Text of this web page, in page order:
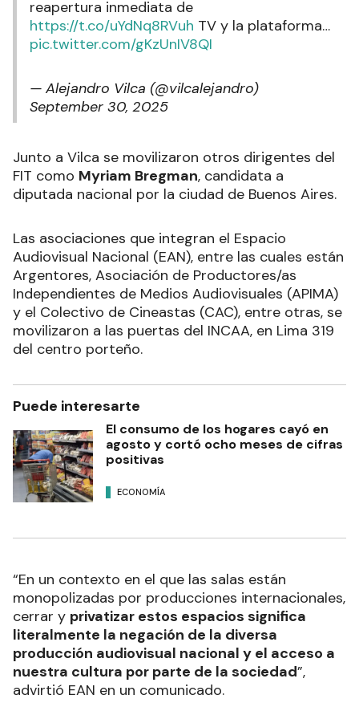
reapertura inmediata de
https://t.co/uYdNq8RVuh TV y la plataforma…
pic.twitter.com/gKzUnIV8QI
— Alejandro Vilca (@vilcalejandro)
September 30, 2025
Junto a Vilca se movilizaron otros dirigentes del
FIT como Myriam Bregman, candidata a
diputada nacional por la ciudad de Buenos Aires.
Las asociaciones que integran el Espacio
Audiovisual Nacional (EAN), entre las cuales están
Argentores, Asociación de Productores/as
Independientes de Medios Audiovisuales (APIMA)
y el Colectivo de Cineastas (CAC), entre otras, se
movilizaron a las puertas del INCAA, en Lima 319
del centro porteño.
Puede interesarte
El consumo de los hogares cayó en
agosto y cortó ocho meses de cifras
positivas
ECONOMÍA
“En un contexto en el que las salas están
monopolizadas por producciones internacionales,
cerrar y privatizar estos espacios significa
literalmente la negación de la diversa
producción audiovisual nacional y el acceso a
nuestra cultura por parte de la sociedad”,
advirtió EAN en un comunicado.